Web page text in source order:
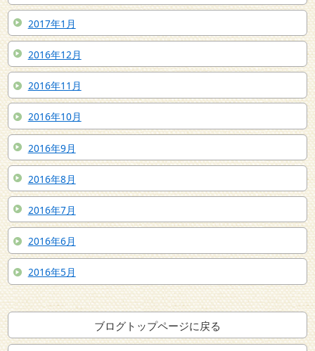
2017年1月
2016年12月
2016年11月
2016年10月
2016年9月
2016年8月
2016年7月
2016年6月
2016年5月
ブログトップページに戻る